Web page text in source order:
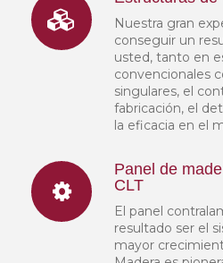
Nuestra gran
conseguir un
usted, tanto en
convencionales
singulares, el
fabricación, el
la eficacia en el
Panel de
CLT
El panel
resultado ser el
mayor